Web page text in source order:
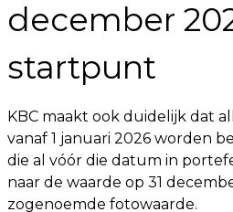
december
startpunt
KBC maakt ook duidelijk dat
vanaf 1 januari 2026 worden
die al vóór die datum in
naar de waarde op 31
zogenoemde fotowaarde.